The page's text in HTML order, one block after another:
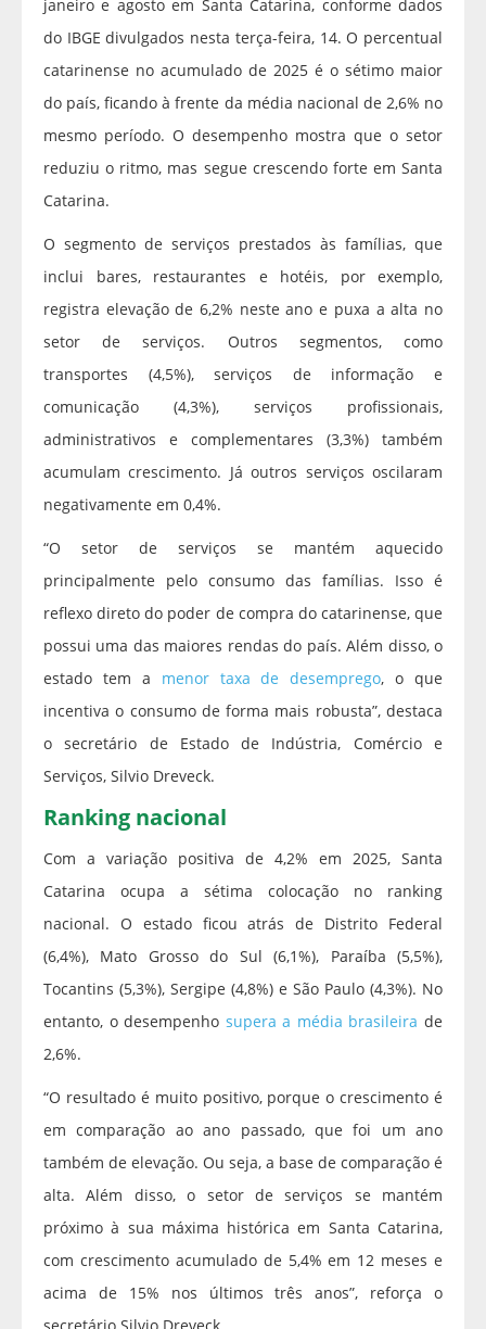
janeiro e agosto em Santa Catarina, conforme dados
do IBGE divulgados nesta terça-feira, 14. O percentual
catarinense no acumulado de 2025 é o sétimo maior
do país, ficando à frente da média nacional de 2,6% no
mesmo período. O desempenho mostra que o setor
reduziu o ritmo, mas segue crescendo forte em Santa
Catarina.
O segmento de serviços prestados às famílias, que
inclui bares, restaurantes e hotéis, por exemplo,
registra elevação de 6,2% neste ano e puxa a alta no
setor de serviços. Outros segmentos, como
transportes (4,5%), serviços de informação e
comunicação (4,3%), serviços profissionais,
administrativos e complementares (3,3%) também
acumulam crescimento. Já outros serviços oscilaram
negativamente em 0,4%.
“O setor de serviços se mantém aquecido
principalmente pelo consumo das famílias. Isso é
reflexo direto do poder de compra do catarinense, que
possui uma das maiores rendas do país. Além disso, o
estado tem a menor taxa de desemprego, o que
incentiva o consumo de forma mais robusta”, destaca
o secretário de Estado de Indústria, Comércio e
Serviços, Silvio Dreveck.
Ranking nacional
Com a variação positiva de 4,2% em 2025, Santa
Catarina ocupa a sétima colocação no ranking
nacional. O estado ficou atrás de Distrito Federal
(6,4%), Mato Grosso do Sul (6,1%), Paraíba (5,5%),
Tocantins (5,3%), Sergipe (4,8%) e São Paulo (4,3%). No
entanto, o desempenho supera a média brasileira de
2,6%.
“O resultado é muito positivo, porque o crescimento é
em comparação ao ano passado, que foi um ano
também de elevação. Ou seja, a base de comparação é
alta. Além disso, o setor de serviços se mantém
próximo à sua máxima histórica em Santa Catarina,
com crescimento acumulado de 5,4% em 12 meses e
acima de 15% nos últimos três anos”, reforça o